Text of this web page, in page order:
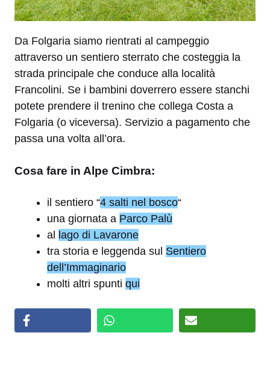
Da Folgaria siamo rientrati al campeggio
attraverso un sentiero sterrato che costeggia la
strada principale che conduce alla località
Francolini. Se i bambini doverrero essere stanchi
potete prendere il trenino che collega Costa a
Folgaria (o viceversa). Servizio a pagamento che
passa una volta all’ora.
Cosa fare in Alpe Cimbra:
il sentiero “4 salti nel bosco“
una giornata a Parco Palù
al lago di Lavarone
tra storia e leggenda sul Sentiero
dell’Immaginario
molti altri spunti qui